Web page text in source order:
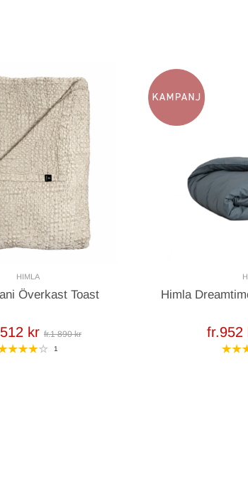
HIMLA
Överkast Toast
kr fr.1 890 kr
1
Himla
fr.952